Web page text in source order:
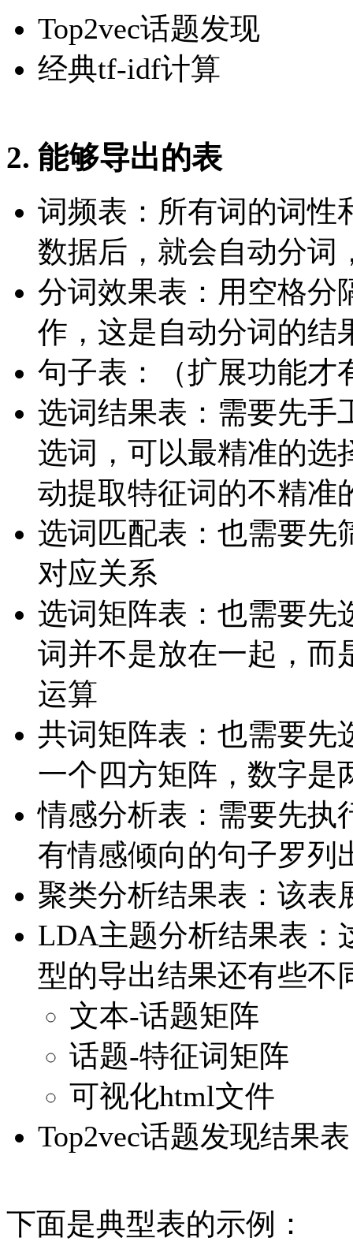
Top2vec话题发现
经典tf-idf计算
2. 能够导出的表
词频表：所有词的词性
数据后，就会自动分词
分词效果表：用空格分
作，这是自动分词的结
句子表：（扩展功能才
选词结果表：需要先手
选词，可以最精准的选
动提取特征词的不精准
选词匹配表：也需要先
对应关系
选词矩阵表：也需要先
词并不是放在一起，而
运算
共词矩阵表：也需要先
一个四方矩阵，数字是
情感分析表：需要先执
有情感倾向的句子罗列
聚类分析结果表：该表
LDA主题分析结果表：
型的导出结果还有些不
文本-话题矩阵
话题-特征词矩阵
可视化html文件
Top2vec话题发现结果表
下面是典型表的示例：